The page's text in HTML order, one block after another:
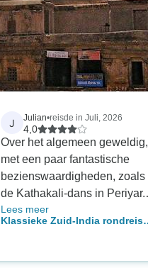
J Julian•reisde in Juli, 2026
4,0
Over het algemeen geweldig,
met een paar fantastische
bezienswaardigheden, zoals
de Kathakali-dans in Periyar.
Dit mag je echt niet missen! De
verschillende tempels zijn
indrukwekkend. Let op: niet-
Lees meer
Klassieke Zuid-India rondreis